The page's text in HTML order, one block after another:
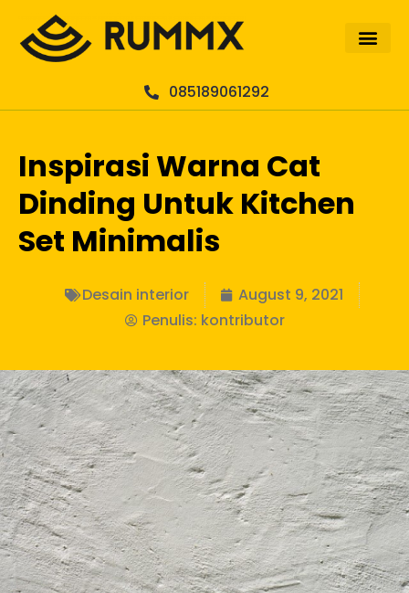
085189061292
Inspirasi Warna Cat
Dinding Untuk Kitchen
Set Minimalis
Desain interior
August 9, 2021
Penulis: kontributor